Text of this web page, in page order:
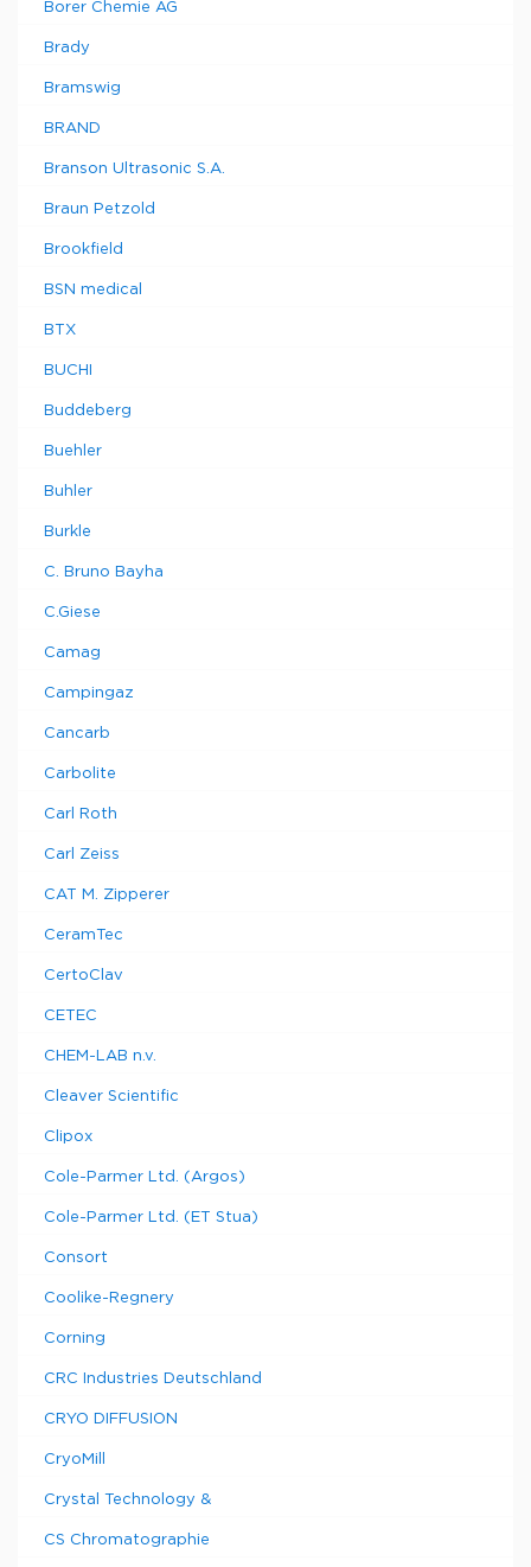
Borer Chemie AG
Brady
Bramswig
BRAND
Branson Ultrasonic S.A.
Braun Petzold
Brookfield
BSN medical
BTX
BUCHI
Buddeberg
Buehler
Buhler
Burkle
C. Bruno Bayha
C.Giese
Camag
Campingaz
Cancarb
Carbolite
Carl Roth
Carl Zeiss
CAT M. Zipperer
CeramTec
CertoClav
CETEC
CHEM-LAB n.v.
Cleaver Scientific
Clipox
Cole-Parmer Ltd. (Argos)
Cole-Parmer Ltd. (ET Stua)
Consort
Coolike-Regnery
Corning
CRC Industries Deutschland
CRYO DIFFUSION
CryoMill
Crystal Technology &
CS Chromatographie